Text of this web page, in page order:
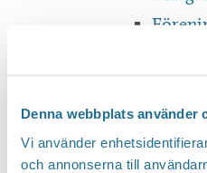
Denna webbplats använder
Vi använder
och annonserna till
Translate